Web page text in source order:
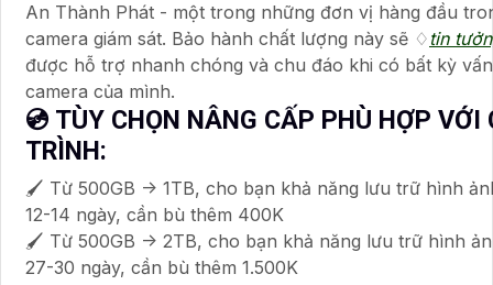
An Thành Phát - một trong những đơn vị hàng đầu
camera giám sát. Bảo hành chất lượng này sẽ ♢ tin
được hỗ trợ nhanh chóng và chu đáo khi có bất kỳ
camera của mình.
💿 TÙY CHỌN NÂNG CẤP PHÙ HỢP VỚI
TRÌNH:
🖌 Từ 500GB -> 1TB, cho bạn khả năng lưu trữ hình
12-14 ngày, cần bù thêm 400K
🖌 Từ 500GB -> 2TB, cho bạn khả năng lưu trữ hình
27-30 ngày, cần bù thêm 1.500K